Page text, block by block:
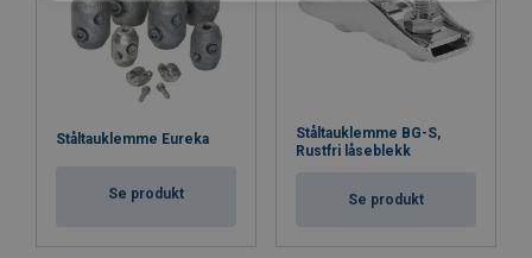
Ståltauklemme Eureka
Se produkt
Ståltauklemme BG-S,
Rustfri låseblekk
Se produkt